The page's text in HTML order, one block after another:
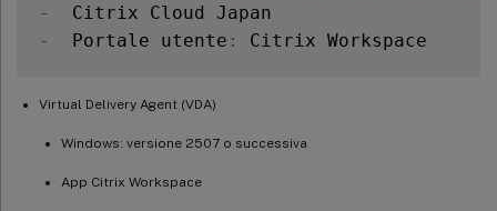
-
-
  Portale utente
:
Virtual Delivery Agent (VDA)
Windows: versione 2507 o successiva
App Citrix Workspace